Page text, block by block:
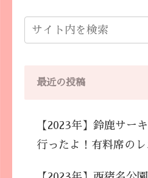
最近の投稿
【2023年】鈴鹿サー
行ったよ！有料席のレ